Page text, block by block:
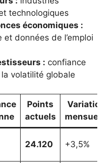
technologiques
économiques :
données de l’emploi
: confiance
volatilité globale
Points
actuels
Variation
mensuelle
24.120 +3,5%